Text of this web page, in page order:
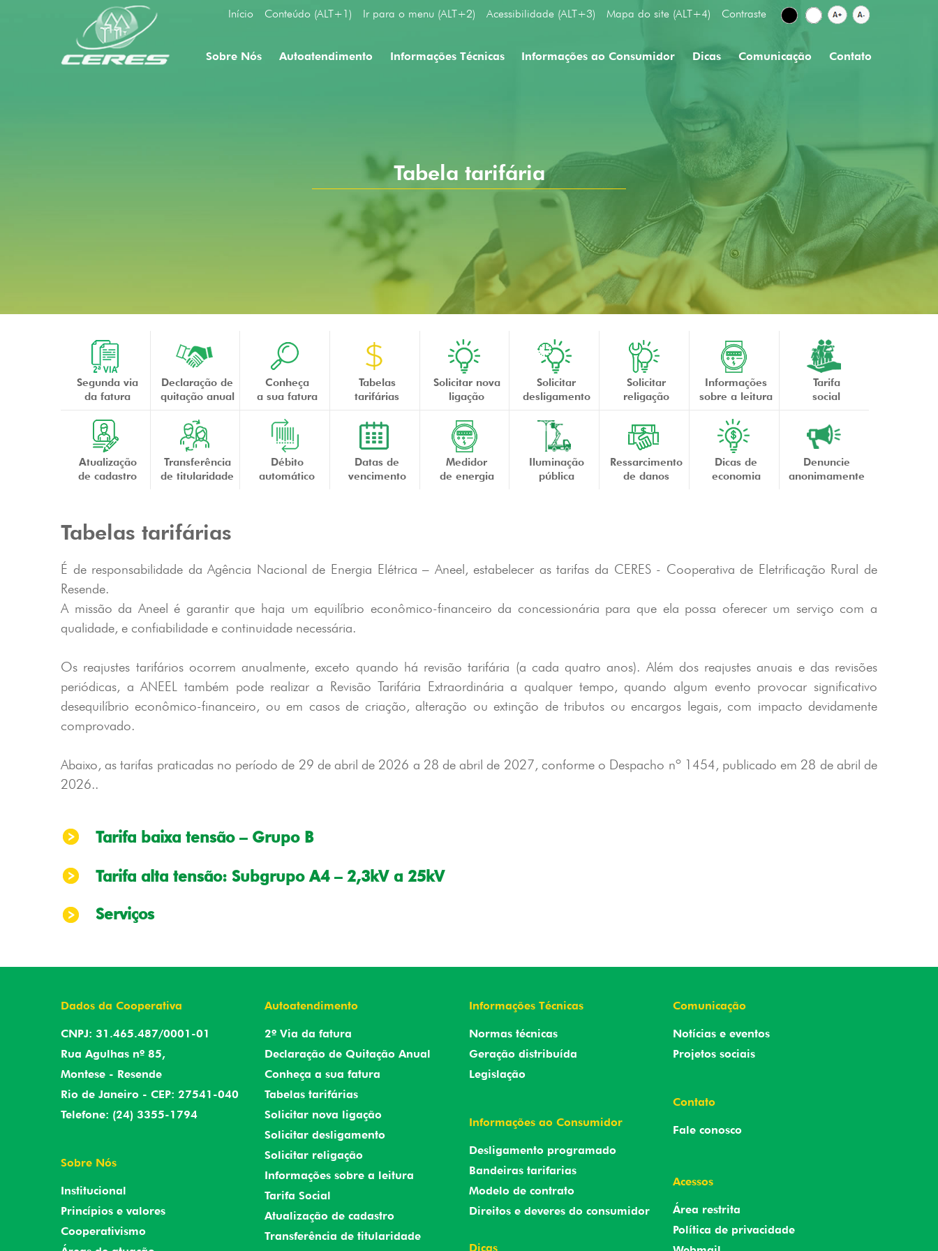
Início Conteúdo (ALT+1) Ir para o menu (ALT+2) Acessibilidade (ALT+3) Mapa do site (ALT+4) Contraste
Sobre Nós Autoatendimento Informações Técnicas Informações ao Consumidor Dicas Comunicação Contato
Tabela tarifária
Segunda via
da fatura
Declaração de
quitação anual
Conheça
a sua fatura
Tabelas
tarifárias
Solicitar nova
ligação
Solicitar
desligamento
Solicitar
religação
Informações
sobre a leitura
Tarifa
social
Atualização
de cadastro
Transferência
de titularidade
Débito
automático
Datas de
vencimento
Medidor
de energia
Iluminação
pública
Ressarcimento
de danos
Dicas de
economia
Denuncie
anonimamente
Tabelas tarifárias
É de responsabilidade da Agência Nacional de Energia Elétrica – Aneel, estabelecer as tarifas da CERES - Cooperativa de Eletrificação Rural de
Resende.
A missão da Aneel é garantir que haja um equilíbrio econômico-financeiro da concessionária para que ela possa oferecer um serviço com a
qualidade, e confiabilidade e continuidade necessária.
Os reajustes tarifários ocorrem anualmente, exceto quando há revisão tarifária (a cada quatro anos). Além dos reajustes anuais e das revisões
periódicas, a ANEEL também pode realizar a Revisão Tarifária Extraordinária a qualquer tempo, quando algum evento provocar significativo
desequilíbrio econômico-financeiro, ou em casos de criação, alteração ou extinção de tributos ou encargos legais, com impacto devidamente
comprovado.
Abaixo, as tarifas praticadas no período de 29 de abril de 2026 a 28 de abril de 2027, conforme o Despacho nº 1454, publicado em 28 de abril de
2026..
Tarifa baixa tensão – Grupo B
Tarifa alta tensão: Subgrupo A4 – 2,3kV a 25kV
Serviços
Dados da Cooperativa
CNPJ: 31.465.487/0001-01
Rua Agulhas nº 85,
Montese - Resende
Rio de Janeiro - CEP: 27541-040
Telefone: (24) 3355-1794
Sobre Nós
Institucional
Princípios e valores
Cooperativismo
Autoatendimento
2º Via da fatura
Declaração de Quitação Anual
Conheça a sua fatura
Tabelas tarifárias
Solicitar nova ligação
Solicitar desligamento
Solicitar religação
Informações sobre a leitura
Tarifa Social
Atualização de cadastro
Transferência de titularidade
Informações Técnicas
Normas técnicas
Geração distribuída
Legislação
Informações ao Consumidor
Desligamento programado
Bandeiras tarifarias
Modelo de contrato
Direitos e deveres do consumidor
Dicas
Comunicação
Notícias e eventos
Projetos sociais
Contato
Fale conosco
Acessos
Área restrita
Política de privacidade